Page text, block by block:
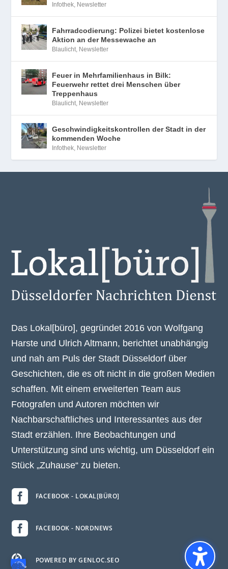
Infothek, Newsletter
Fahrradcodierung: Polizei bietet kostenlose
Aktion an der Messewache an
Blaulicht, Newsletter
Feuer in Mehrfamilienhaus in Bilk:
Feuerwehr rettet drei Menschen über
Treppenhaus
Blaulicht, Newsletter
Geschwindigkeitskontrollen der Stadt in der
kommenden Woche
Infothek, Newsletter
Das Lokal[büro], gegründet 2016 von Wolfgang
Harste und Ulrich Altmann, berichtet unabhängig
und nah am Puls der Stadt Düsseldorf über
Geschichten, die es oft nicht in die großen Medien
schaffen. Mit einem erweiterten Team aus
Fotografen und Autoren möchten wir
Nachbarschaftliches und Interessantes aus der
Stadt erzählen. Ihre Beobachtungen und
Unterstützung sind uns wichtig, um Düsseldorf ein
Stück „Zuhause“ zu bieten.
 FACEBOOK - LOKAL[BÜRO]
 FACEBOOK - NORDNEWS
 POWERED BY GENLOC.SEO